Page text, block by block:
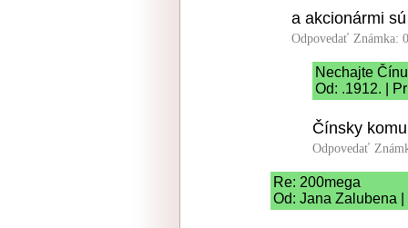
a akcionármi
Odpovedať Známka:
Nechajte
Od: .1912. |
Čínsky
Odpovedať
Re: 200mega
Od: Jana Zalubena